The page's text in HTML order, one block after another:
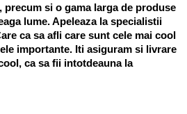
precum si o gama larga de produse
lume. Apeleaza la specialistii
ca sa afli care sunt cele mai cool
importante. Iti asiguram si livrare
ca sa fii intotdeauna la